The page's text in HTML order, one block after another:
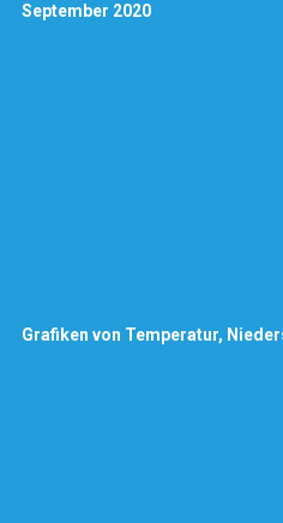
September 2020
Grafiken von Temperatur,